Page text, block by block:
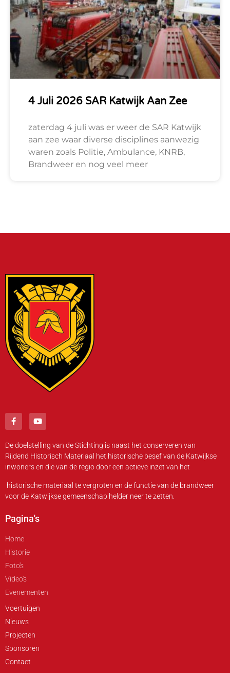
4 Juli 2026 SAR Katwijk Aan Zee
zaterdag 4 juli was er weer de SAR Katwijk
aan zee waar diverse disciplines aanwezig
waren zoals Politie, Ambulance, KNRB,
Brandweer en nog veel meer
De doelstelling van de Stichting is naast het conserveren van
Rijdend Historisch Materiaal het historische besef van de Katwijkse
inwoners en die van de regio door een actieve inzet van het
historische materiaal te vergroten en de functie van de brandweer
voor de Katwijkse gemeenschap helder neer te zetten.
Pagina's
Home
Historie
Foto's
Video's
Evenementen
Voertuigen
Nieuws
Projecten
Sponsoren
Contact